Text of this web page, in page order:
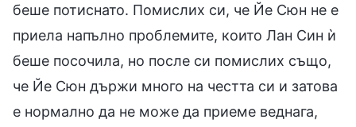
беше потиснато. Помислих си, че Йе Сюн не е
приела напълно проблемите, които Лан Син ѝ
беше посочила, но после си помислих също,
че Йе Сюн държи много на честта си и затова
е нормално да не може да приеме веднага,